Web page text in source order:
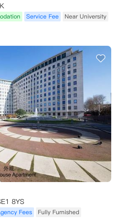
Service Fee Near University
8YS
Fees
Fully Furnished